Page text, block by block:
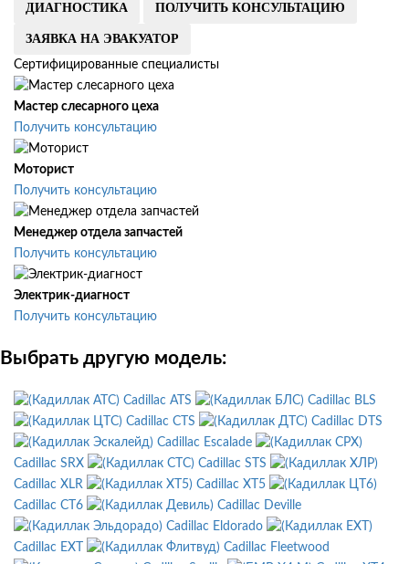
ДИАГНОСТИКА ПОЛУЧИТЬ КОНСУЛЬТАЦИЮ
ЗАЯВКА НА ЭВАКУАТОР
Сертифицированные специалисты
Мастер слесарного цеха
Получить консультацию
Моторист
Получить консультацию
Менеджер отдела запчастей
Получить консультацию
Электрик-диагност
Получить консультацию
Выбрать другую модель:
Cadillac ATS
Cadillac BLS
Cadillac CTS
Cadillac DTS
Cadillac Escalade
Cadillac SRX
Cadillac STS
Cadillac XLR
Cadillac XT5
Cadillac CT6
Cadillac Deville
Cadillac Eldorado
Cadillac EXT
Cadillac Fleetwood